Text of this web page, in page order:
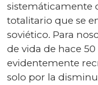
sistemáticamente
totalitario que se
soviético. Para
de vida de hace
evidentemente
solo por la